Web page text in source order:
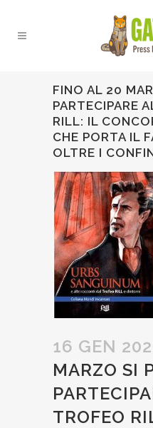
FINO AL 20
PARTECIPARE
RILL: IL
CHE PORTA IL
OLTRE I
16 GEN
MARZO SI
TROFEO